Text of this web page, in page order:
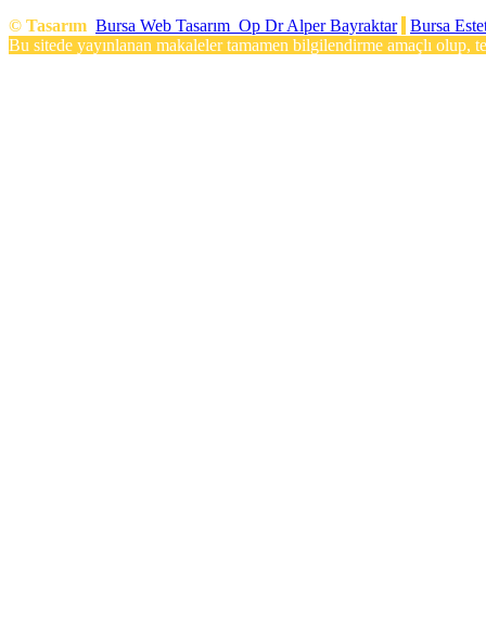
© Tasarım Bursa Web Tasarım Op Dr Alper Bayraktar
Bursa
Bu sitede yayınlanan makaleler tamamen bilgilendirme amaçlı olup,